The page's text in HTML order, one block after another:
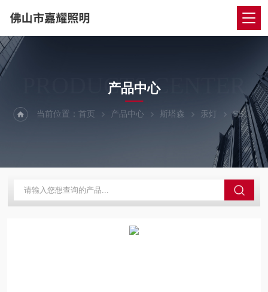
PRODUCTS CENTER
产品中心
当前位置：首页 产品中心 斯塔森 汞灯 SS-GGY斯塔森高压汞灯镇流器 SS-GGY 80W/125W/250W/400W/1000W